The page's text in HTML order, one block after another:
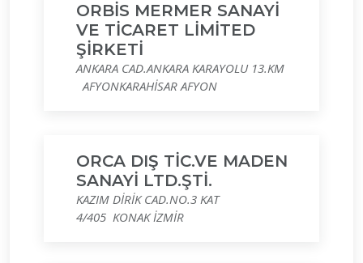
ORBİS MERMER SANAYİ
VE TİCARET LİMİTED
ŞİRKETİ
ANKARA CAD.ANKARA KARAYOLU 13.KM
AFYONKARAHİSAR AFYON
ORCA DIŞ TİC.VE MADEN
SANAYİ LTD.ŞTİ.
KAZIM DİRİK CAD.NO.3 KAT
4/405 KONAK İZMİR